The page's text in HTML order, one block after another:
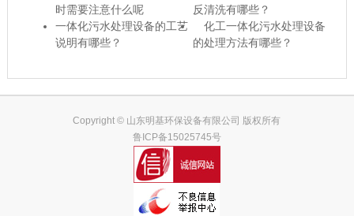
时需要注意什么呢
反清洗有哪些？
一体化污水处理设备的工艺
说明有哪些？
化工一体化污水处理设备
的处理方法有哪些？
Copyright © 山东明基环保设备有限公司 版权所有
鲁ICP备15025745号